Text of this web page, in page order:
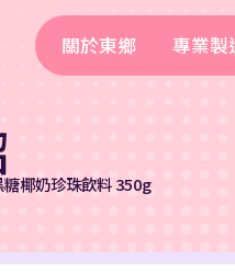
關於東鄉 專業製
糖椰奶珍珠飲料 350g